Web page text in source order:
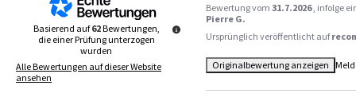
Basierend auf62Bewertungen,
die einer Prüfung unterzogen
wurden
Alle Bewertungen auf dieser Website
ansehen
Bewertung vom 31.7.2026 , infolge
Pierre G.
Ursprünglich veröffentlicht auf
Originalbewertung anzeigen